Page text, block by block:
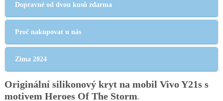
Dopravné od dvou kusů zdarma
Proč nakupovat u nás
Zima 2024
Originální silikonový kryt na mobil Vivo Y21s s
motivem Heroes Of The Storm.